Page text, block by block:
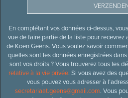
En complétant vos données ci-dessus,
vue de faire partie de la liste pour recevrez
de Koen Geens. Vous voulez savoir
quelles sont les données enregistrées
sont vos droits ? Vous trouverez tous les
relative à la vie privée. Si vous avez des
vous pouvez vous adresser à
secretariaat.geens@gmail.com. Vous